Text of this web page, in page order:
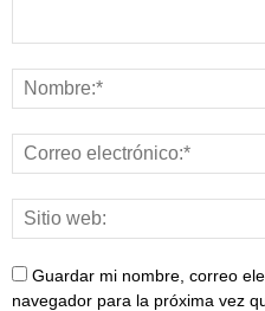
Guardar mi nombre, correo
navegador para la próxima vez